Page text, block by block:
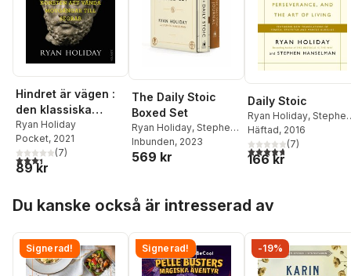
Hindret är vägen :
den klassiska
konsten att vända
motgångar till
segrar
Ryan Holiday
Pocket, 2021
3,4utav 5 stjärnor. Totalt antal röster:
(7)
89 kr
The Daily Stoic
Boxed Set
Ryan Holiday, Stephen
Hanselman
Inbunden, 2023
569 kr
Daily Stoic
Ryan Holiday, Stephen
Hanselman
Häftad, 2016
4,7utav 5 stjärnor.
(7)
166 kr
Du kanske också är intresserad av
Signerad! Signerad! -19%